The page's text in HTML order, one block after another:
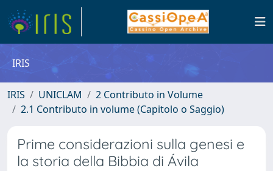
IRIS
IRIS UNICLAM
2 Contributo in Volume
2.1 Contributo in volume (Capitolo o Saggio)
Prime considerazioni sulla genesi e
la storia della Bibbia di Ávila